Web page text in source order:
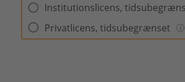
Institutionslicens,
Privatlicens, tidsubegrænset